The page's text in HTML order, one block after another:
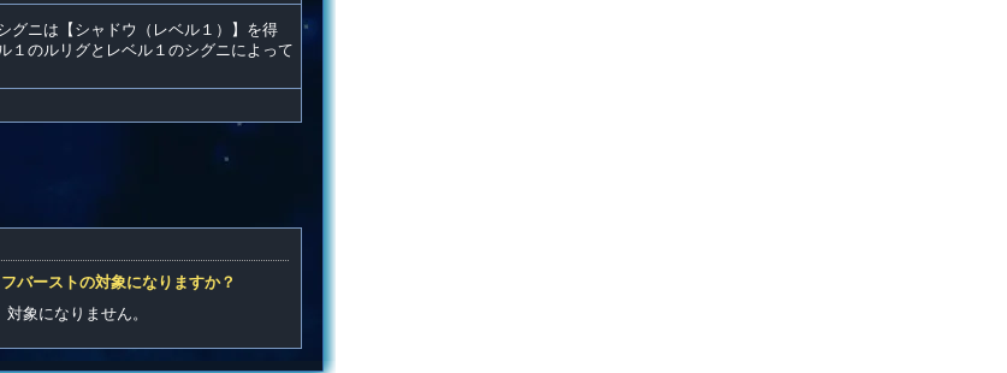
グニは【シャドウ（レベル１）】を得
１のルリグとレベル１のシグニによって
バーストの対象になりますか？
象になりません。